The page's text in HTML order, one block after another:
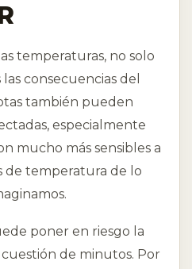
temperaturas, no solo
consecuencias del
también pueden
especialmente
mucho más sensibles a
de temperatura de lo
poner en riesgo la
de minutos. Por